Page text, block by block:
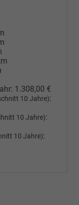
1.308,00 €
10 Jahre):
10 Jahre):
10 Jahre):